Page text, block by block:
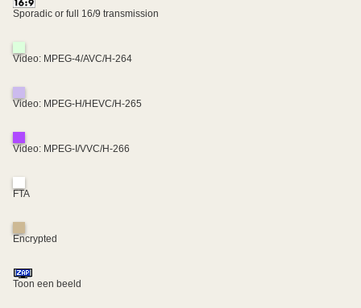
Sporadic or full 16/9 transmission
Video: MPEG-4/AVC/H-264
Video: MPEG-H/HEVC/H-265
Video: MPEG-I/VVC/H-266
FTA
Encrypted
Toon een beeld